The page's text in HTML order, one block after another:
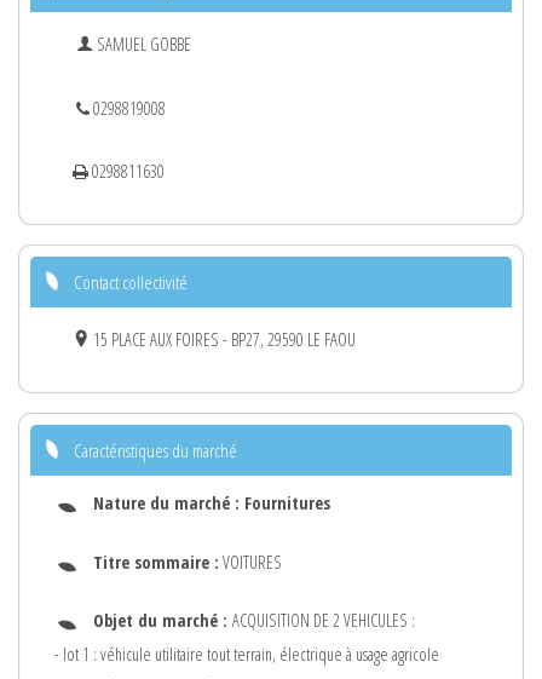
SAMUEL GOBBE
0298819008
0298811630
Contact collectivité
15 PLACE AUX FOIRES - BP27, 29590 LE FAOU
Caractéristiques du marché
Nature du marché : Fournitures
Titre sommaire : VOITURES
Objet du marché : ACQUISITION DE 2 VEHICULES :
- lot 1 : véhicule utilitaire tout terrain, électrique à usage agricole